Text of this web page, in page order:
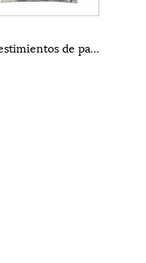
Revestimientos de paredes 3D asequibles para la renovación del hogar